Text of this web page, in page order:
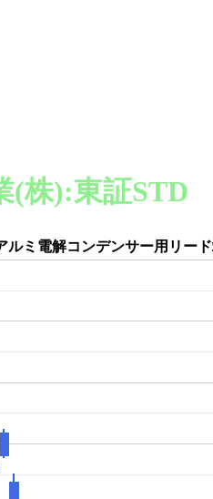
(株):東証STD
ミ電解コンデンサー用リー